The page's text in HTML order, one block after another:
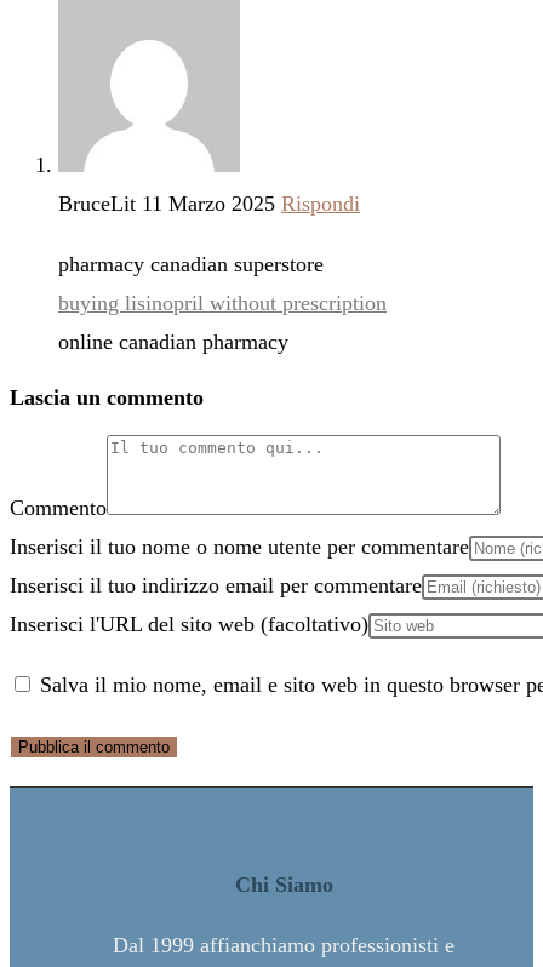
BruceLit 11 Marzo 2025 Rispondi
pharmacy canadian superstore
buying lisinopril without prescription
online canadian pharmacy
Lascia un commento
Commento
Inserisci il tuo nome o nome utente per commentare
Inserisci il tuo indirizzo email per commentare
Inserisci l'URL del sito web (facoltativo)
Salva il mio nome, email e sito web in questo browser
Chi Siamo
Dal 1999 affianchiamo professionisti e